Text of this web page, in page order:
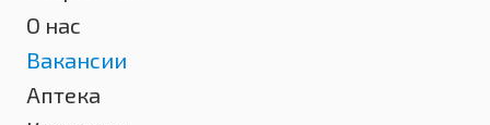
О нас
Вакансии
Аптека